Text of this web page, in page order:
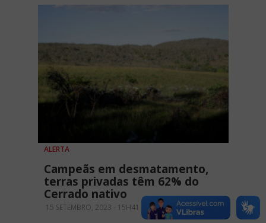
ALERTA
Campeãs em desmatamento,
terras privadas têm 62% do
Cerrado nativo
15 SETEMBRO, 2023 - 15H41